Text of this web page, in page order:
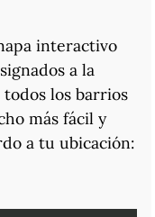
interactivo
a la
los barrios
más fácil y
a tu ubicación: